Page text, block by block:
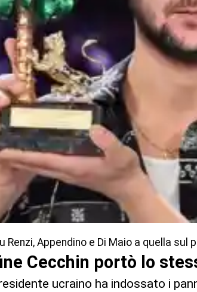
Renzi, Appendino e Di Maio a quella
Cecchin portò lo
ucraino ha indossato i